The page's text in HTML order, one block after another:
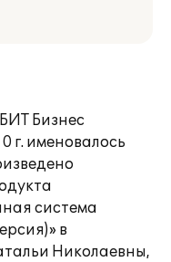
Бизнес
г. именовалось
система
в
Николаевны,